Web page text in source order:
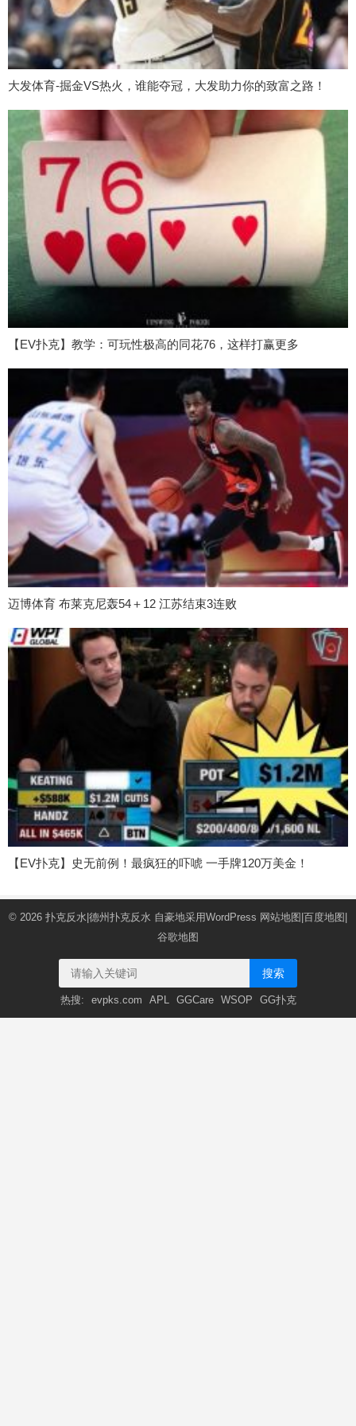
大发体育-掘金VS热火，谁能夺冠，大发助力你的致富之路！
【EV扑克】教学：可玩性极高的同花76，这样打赢更多
迈博体育 布莱克尼轰54＋12 江苏结束3连败
【EV扑克】史无前例！最疯狂的吓唬 一手牌120万美金！
© 2026 扑克反水|德州扑克反水 自豪地采用WordPress 网站地图 百度地图
谷歌地图
搜索
热搜: evpks.com APL GGCare WSOP GG扑克